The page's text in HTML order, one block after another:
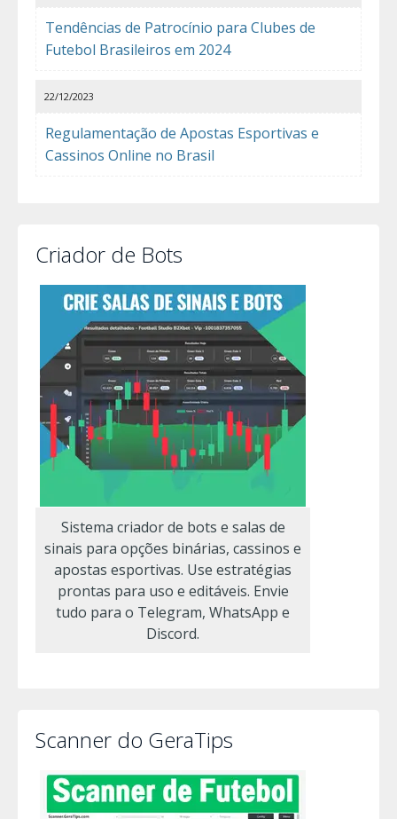
Tendências de Patrocínio para Clubes de
Futebol Brasileiros em 2024
Regulamentação de Apostas Esportivas e
Cassinos Online no Brasil
22/12/2023
Criador de Bots
Sistema criador de bots e salas de
sinais para opções binárias, cassinos e
apostas esportivas. Use estratégias
prontas para uso e editáveis. Envie
tudo para o Telegram, WhatsApp e
Discord.
Scanner do GeraTips